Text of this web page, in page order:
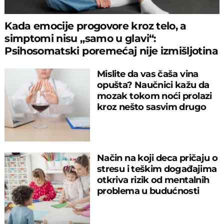
Kada emocije progovore kroz telo, a
simptomi nisu „samo u glavi“:
Psihosomatski poremećaj nije izmišljotina
Mislite da vas čaša vina
opušta? Naučnici kažu da
mozak tokom noći prolazi
kroz nešto sasvim drugo
Način na koji deca pričaju o
stresu i teškim događajima
otkriva rizik od mentalnih
problema u budućnosti